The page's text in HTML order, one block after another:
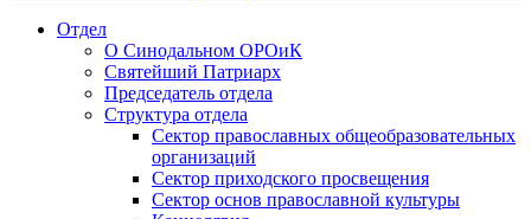
Отдел
О Синодальном ОРОиК
Святейший Патриарх
Председатель отдела
Структура отдела
Сектор православных общеобразовательных
организаций
Сектор приходского просвещения
Сектор основ православной культуры